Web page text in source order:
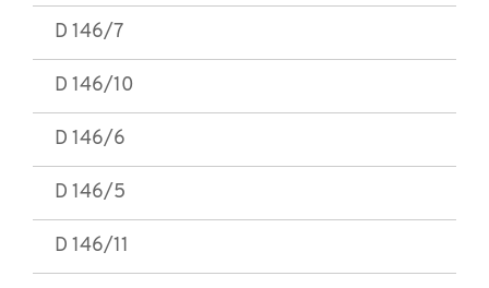
D 146/7
D 146/10
D 146/6
D 146/5
D 146/11